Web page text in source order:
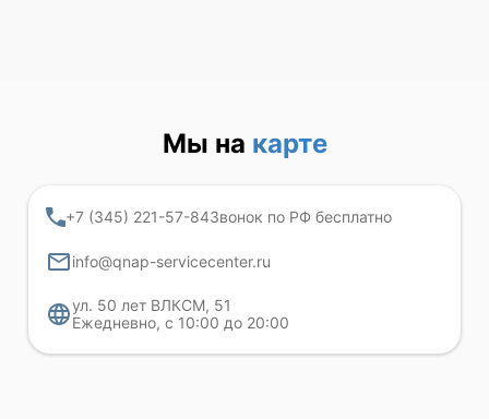
Мы на карте
+7 (345) 221-57-84Звонок по РФ бесплатно
info@qnap-servicecenter.ru
ул. 50 лет ВЛКСМ, 51
Ежедневно, с 10:00 до 20:00